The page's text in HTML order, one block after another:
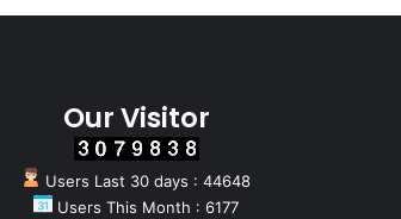
Our Visitor
Users Last 30 days : 44648
Users This Month : 6177